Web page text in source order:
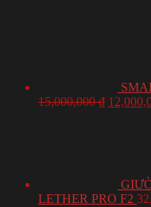
15,000,000₫
LETHER PRO F2